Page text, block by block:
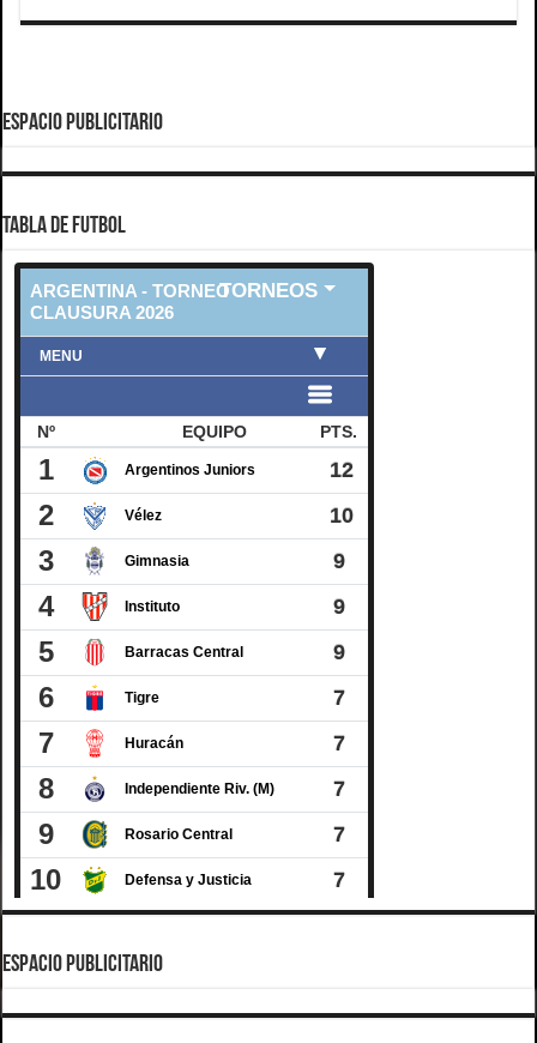
ESPACIO PUBLICITARIO
TABLA DE FUTBOL
ESPACIO PUBLICITARIO